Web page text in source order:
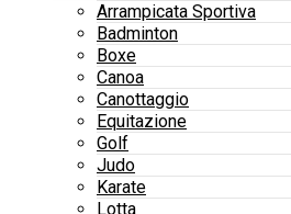
Arrampicata Sportiva
Badminton
Boxe
Canoa
Canottaggio
Equitazione
Golf
Judo
Karate
Lotta